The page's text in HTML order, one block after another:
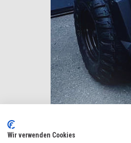
Wir verwenden Cookies